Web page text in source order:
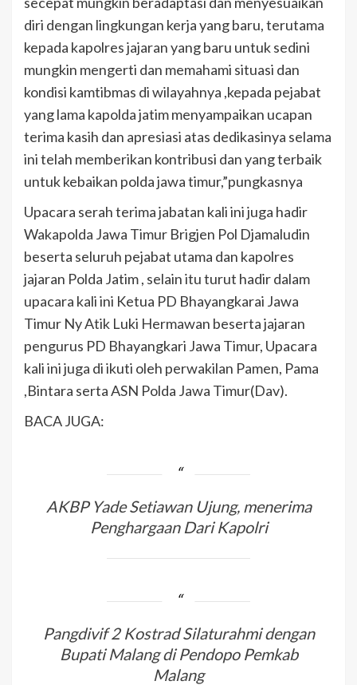
diri dengan lingkungan kerja yang baru, terutama
kepada kapolres jajaran yang baru untuk sedini
mungkin mengerti dan memahami situasi dan
kondisi kamtibmas di wilayahnya ,kepada pejabat
yang lama kapolda jatim menyampaikan ucapan
terima kasih dan apresiasi atas dedikasinya selama
ini telah memberikan kontribusi dan yang terbaik
untuk kebaikan polda jawa timur,”pungkasnya
Upacara serah terima jabatan kali ini juga hadir
Wakapolda Jawa Timur Brigjen Pol Djamaludin
beserta seluruh pejabat utama dan kapolres
jajaran Polda Jatim , selain itu turut hadir dalam
upacara kali ini Ketua PD Bhayangkarai Jawa
Timur Ny Atik Luki Hermawan beserta jajaran
pengurus PD Bhayangkari Jawa Timur, Upacara
kali ini juga di ikuti oleh perwakilan Pamen, Pama
,Bintara serta ASN Polda Jawa Timur(Dav).
BACA JUGA:
AKBP Yade Setiawan Ujung, menerima
Penghargaan Dari Kapolri
Pangdivif 2 Kostrad Silaturahmi dengan
Bupati Malang di Pendopo Pemkab
Malang